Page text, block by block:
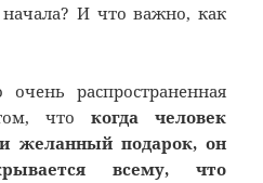
начала? И что важно, как
очень распространенная
что когда человек
желанный подарок, он
всему, что